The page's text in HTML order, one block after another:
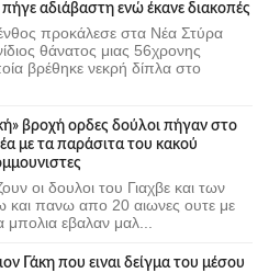
αδιάβαστη ενώ έκανε διακοπές
προκάλεσε στα Νέα Στύρα
θάνατος μιας 56χρονης
βρέθηκε νεκρή δίπλα στο
βροχή ορδες δούλοι πήγαν στο
με τα παράσιτα του κακού
οι δουλοι του Γιαχβε και των
και πανω απο 20 αιωνες ουτε με
μπολια εβαλαν μαλ...
Γάκη που ειναι δείγμα του μέσου